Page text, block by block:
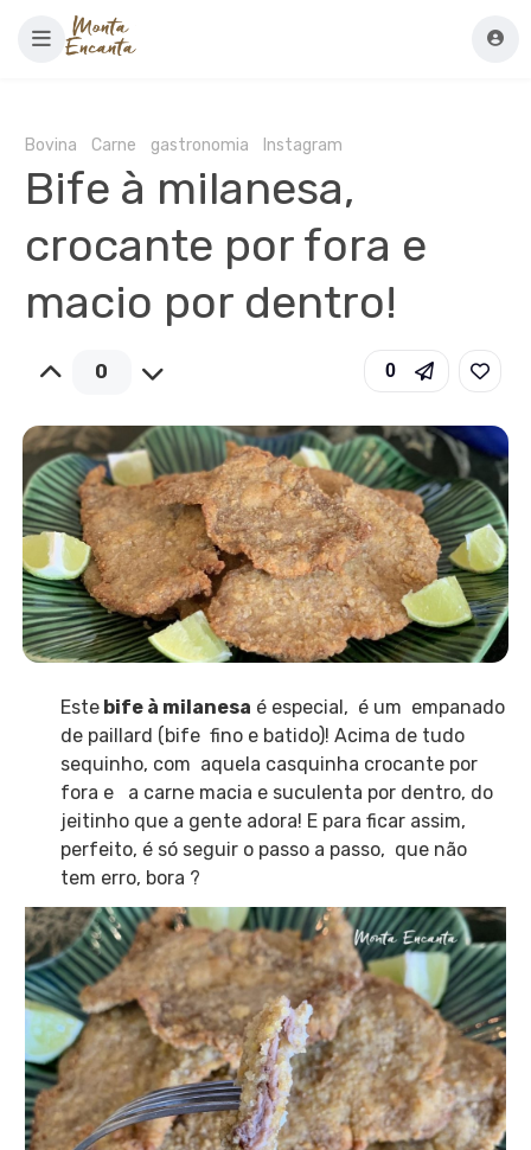
Bovina Carne gastronomia Instagram
Bife à milanesa,
crocante por fora e
macio por dentro!
0 0
Estebife à milanesa é especial, é um empanado
de paillard (bife fino e batido)! Acima de tudo
sequinho, com aquela casquinha crocante por
fora e a carne macia e suculenta por dentro, do
jeitinho que a gente adora! E para ficar assim,
perfeito, é só seguir o passo a passo, que não
tem erro, bora ?